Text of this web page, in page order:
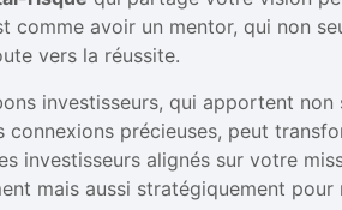
comme avoir un mentor, qui non
vers la réussite.
investisseurs, qui apportent
connexions précieuses, peut
investisseurs alignés sur votre
mais aussi stratégiquement